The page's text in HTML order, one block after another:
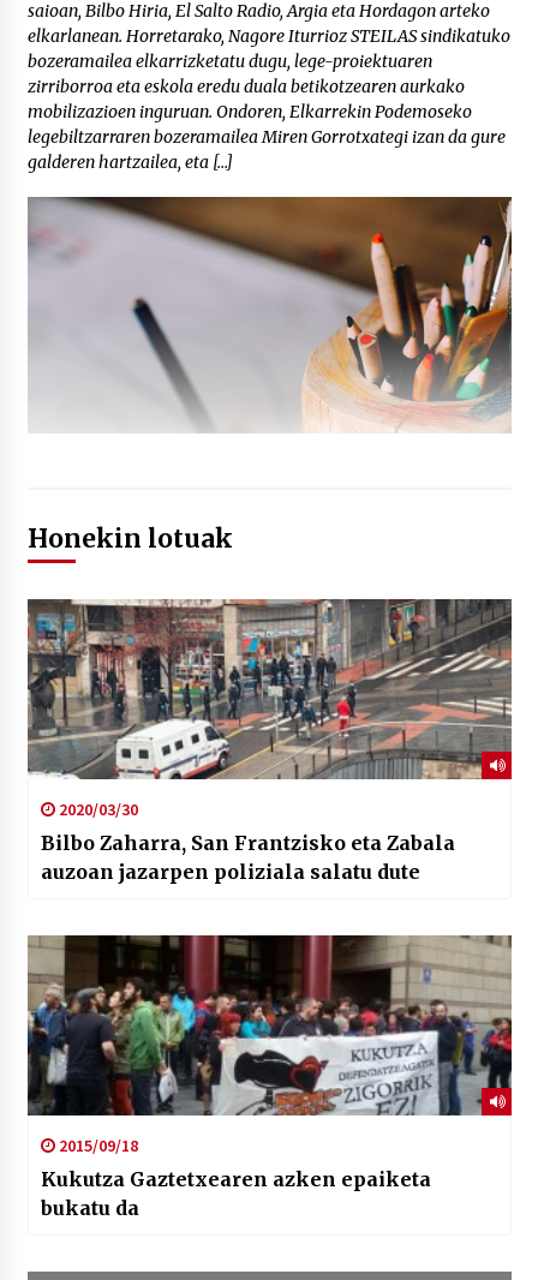
saioan, Bilbo Hiria, El Salto Radio, Argia eta Hordagon arteko
elkarlanean. Horretarako, Nagore Iturrioz STEILAS sindikatuko
bozeramailea elkarrizketatu dugu, lege-proiektuaren
zirriborroa eta eskola eredu duala betikotzearen aurkako
mobilizazioen inguruan. Ondoren, Elkarrekin Podemoseko
legebiltzarraren bozeramailea Miren Gorrotxategi izan da gure
galderen hartzailea, eta […]
Honekin lotuak
2020/03/30
Bilbo Zaharra, San Frantzisko eta Zabala
auzoan jazarpen poliziala salatu dute
2015/09/18
Kukutza Gaztetxearen azken epaiketa
bukatu da